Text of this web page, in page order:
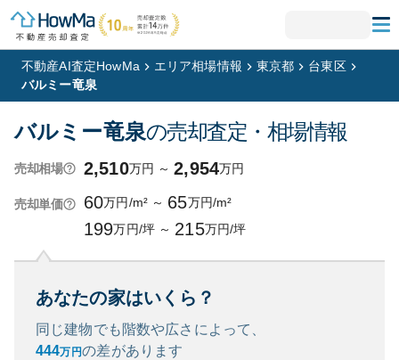
不動産AI査定HowMa エリア相場情報 東京都
台東区
バルミー竜泉
バルミー竜泉の売却査定・相場情報
売却相場 2,510万円 ～ 2,954万円
売却単価 60万円/m² ～ 65万円/m²
199万円/坪 ～ 215万円/坪
あなたの家はいくら？
同じ建物でも階数や広さによって、
444万円の差があります